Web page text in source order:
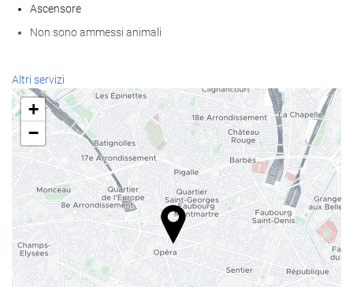
Ascensore
Non sono ammessi animali
Servizio di accoglienza
reception 24 ore su 24
deposito bagagli
Pasto e bevanda
Bar
Internet
WiFi gratuito
Altri servizi
+
−